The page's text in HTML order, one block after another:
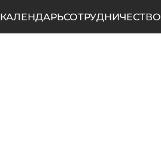
КАЛЕНДАРЬСОТРУДНИЧЕСТВО